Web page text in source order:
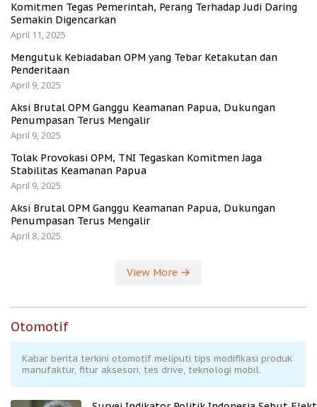
Komitmen Tegas Pemerintah, Perang Terhadap Judi Daring
Semakin Digencarkan
April 11, 2025
Mengutuk Kebiadaban OPM yang Tebar Ketakutan dan
Penderitaan
April 9, 2025
Aksi Brutal OPM Ganggu Keamanan Papua, Dukungan
Penumpasan Terus Mengalir
April 9, 2025
Tolak Provokasi OPM, TNI Tegaskan Komitmen Jaga
Stabilitas Keamanan Papua
April 9, 2025
Aksi Brutal OPM Ganggu Keamanan Papua, Dukungan
Penumpasan Terus Mengalir
April 8, 2025
View More
Otomotif
Kabar berita terkini otomotif meliputi tips modifikasi produk
manufaktur, fitur aksesori, tes drive, teknologi mobil.